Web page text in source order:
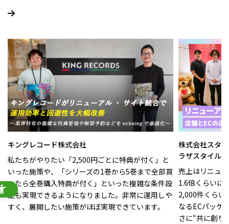
キングレコード株式会社
私たちがやりたい「2,500円ごとに特典が付く」と
いった施策や、「シリーズの1巻から5巻まで全部買
ったら全巻購入特典が付く」といった複雑な条件設
定も実現できるようになりました。非常に運用しや
すく、展開したい施策がほぼ実現できています。
株式会社スタ
ラザスタイル
売上はリニュ
1.6倍くらいに
2,000件くらい
なるECパッケ
さに“共に創り